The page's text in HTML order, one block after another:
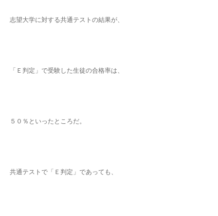
志望大学に対する共通テストの結果が、
「Ｅ判定」で受験した生徒の合格率は、
５０％といったところだ。
共通テストで「Ｅ判定」であっても、